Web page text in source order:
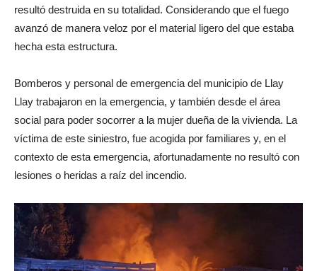
resultó destruida en su totalidad. Considerando que el fuego
avanzó de manera veloz por el material ligero del que estaba
hecha esta estructura.
Bomberos y personal de emergencia del municipio de Llay
Llay trabajaron en la emergencia, y también desde el área
social para poder socorrer a la mujer dueña de la vivienda. La
víctima de este siniestro, fue acogida por familiares y, en el
contexto de esta emergencia, afortunadamente no resultó con
lesiones o heridas a raíz del incendio.